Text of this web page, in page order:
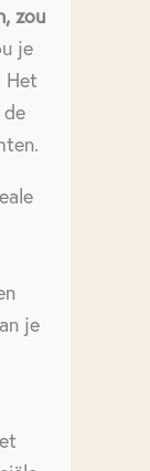
zou
je
Het
je